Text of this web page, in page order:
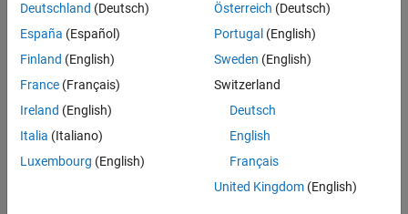
The default package type parameter value for Infineon AURIX
TC3x microcontrollers is
. The available options depend on
choice of
Device Series Board
parameter values. You can
TQFP
Deutschland (Deutsch)
España (Español)
Finland (English)
France (Français)
Ireland (English)
Italia (Italiano)
Luxembourg (English)
Österreich (Deutsch)
Portugal (English)
Sweden (English)
Switzerland
Deutsch
English
Français
United Kingdom(English)